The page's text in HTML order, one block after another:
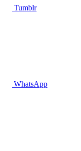
Tumblr
WhatsApp